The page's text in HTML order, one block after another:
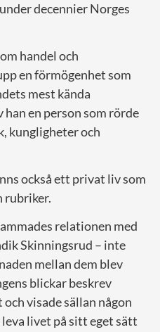
decennier Norges
handel och
en förmögenhet som
mest kända
en person som rörde
kungligheter och
också ett privat liv som
rubriker.
relationen med
Skinningsrud – inte
mellan dem blev
blickar beskrev
visade sällan någon
livet på sitt eget sätt